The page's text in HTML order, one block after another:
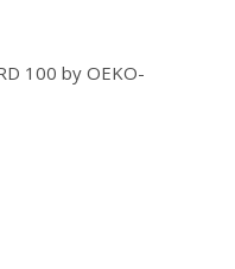
100 by OEKO-